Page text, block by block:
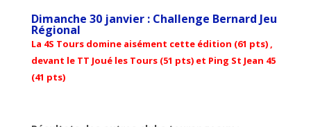
Dimanche 30 janvier : Challenge Bernard Jeu
Régional
La 4S Tours domine aisément cette édition (61 pts) ,
devant le TT Joué les Tours (51 pts) et Ping St Jean 45
(41 pts)